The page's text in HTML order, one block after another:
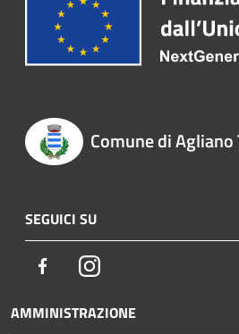
Comune di Agliano
SEGUICI SU
FacebookInstagram
AMMINISTRAZIONE